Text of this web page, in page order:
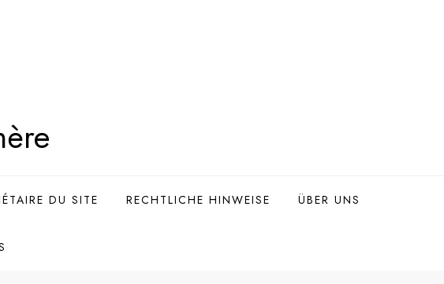
DU SITE RECHTLICHE HINWEISE ÜBER UNS